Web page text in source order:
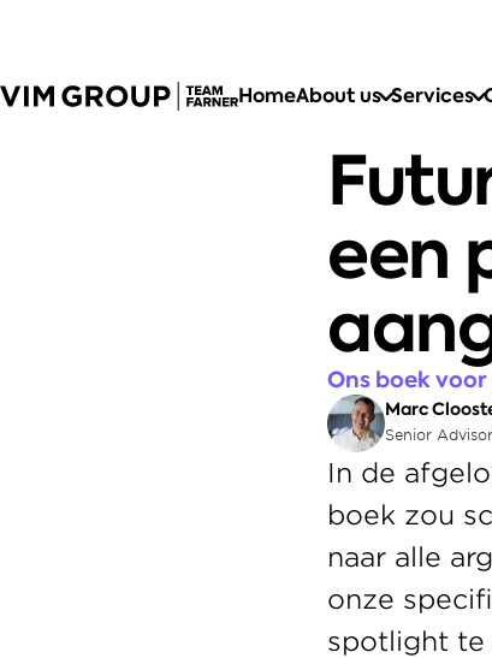
HomeAbout us Services
een
Ons boek
Marc
Senior
In de
boek zou
naar alle
onze
spotlight te